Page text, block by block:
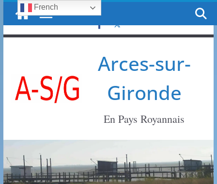
Passer
contenu
jeudi, 6 août, 2026
Arces-sur-
Gironde
En Pays Royannais
French